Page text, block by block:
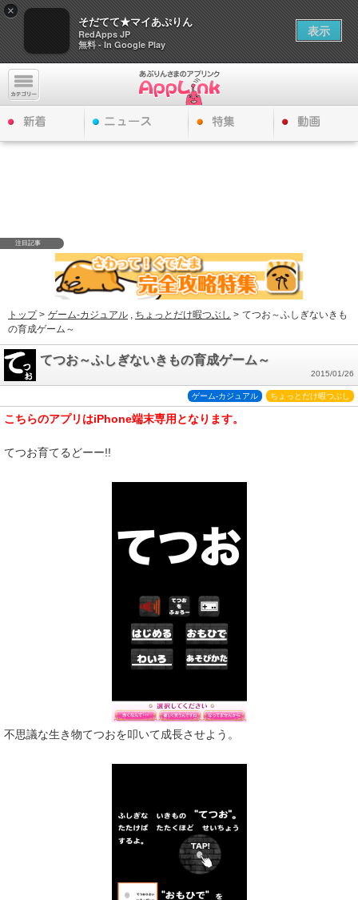
×
そだてて★マイあぷりん
RedApps JP
無料 - In Google Play
表示
注目記事
トップ> ゲーム-カジュアル , ちょっとだけ暇つぶし > てつお～ふしぎないきも
の育成ゲーム～
てつお～ふしぎないきもの育成ゲーム～
2015/01/26
ちょっとだけ暇つぶし
ゲーム-カジュアル
こちらのアプリはiPhone端末専用となります。
てつお育てるどーー!!
不思議な生き物てつおを叩いて成長させよう。